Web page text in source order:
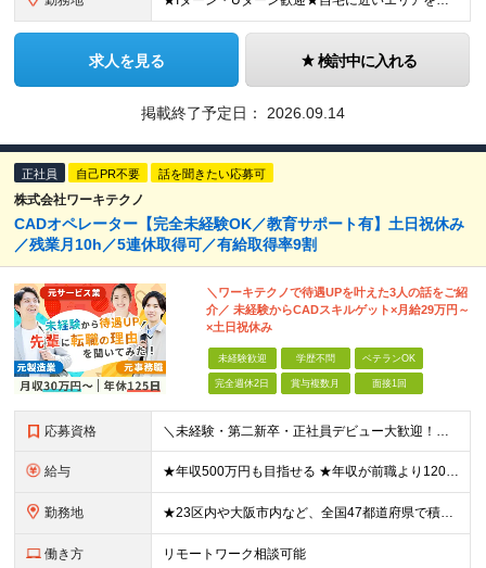
求人を見る 検討中に入れる
掲載終了予定日： 2026.09.14
正社員 自己PR不要 話を聞きたい応募可
株式会社ワーキテクノ
CADオペレーター【完全未経験OK／教育サポート有】土日祝休み
／残業月10h／5連休取得可／有給取得率9割
＼ワーキテクノで待遇UPを叶えた3人の話をご紹
介／ 未経験からCADスキルゲット×月給29万円～
×土日祝休み
未経験歓迎 学歴不問 ベテランOK
完全週休2日 賞与複数月 面接1回
応募資格 ＼未経験・第二新卒・正社員デビュー大歓迎！／ ☆アパレルや飲食、ビルメンテ、職人、モデルなど、異業種出身の社員が多数活躍中です！ ■20～30代の若手中心に活躍中！ ■人物重視の採用 ■転職回数不問
給与 ★年収500万円も目指せる ★年収が前職より120万円アップした実績あり ★前職の給与を最大限に考慮します！ 【経験者】 ■月給35万円～80万円＋各種手当＋賞与年2回 【未経験者/首都圏】 ■月
勤務地 ★23区内や大阪市内など、全国47都道府県で積極採用中！ ★直行直帰OK◎ ★U・Iターン歓迎 ★会社都合の転勤なし！ ご家族の転勤などに合わせた勤務先の変更はOK◎ ★大阪・東京・名古屋・福岡への引
働き方 リモートワーク相談可能